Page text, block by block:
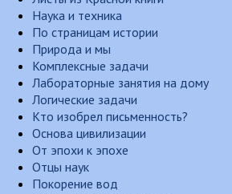
Наука и техника
По страницам истории
Природа и мы
Комплексные задачи
Лабораторные занятия на дому
Логические задачи
Кто изобрел письменность?
Основа цивилизации
От эпохи к эпохе
Отцы наук
Покорение вод